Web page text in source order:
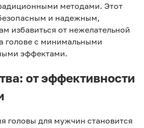
методами. Этот
и надежным,
избавиться от нежелательной
голове с минимальными
эффектами.
от эффективности
головы для мужчин становится